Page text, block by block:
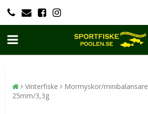
Vinterfiske Mormyskor/minibalansare
25mm/3,3g